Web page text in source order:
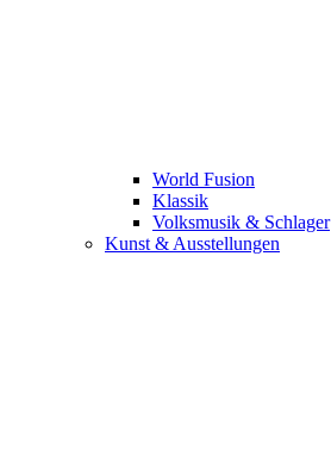
World Fusion
Klassik
Volksmusik & Schlager
Kunst & Ausstellungen